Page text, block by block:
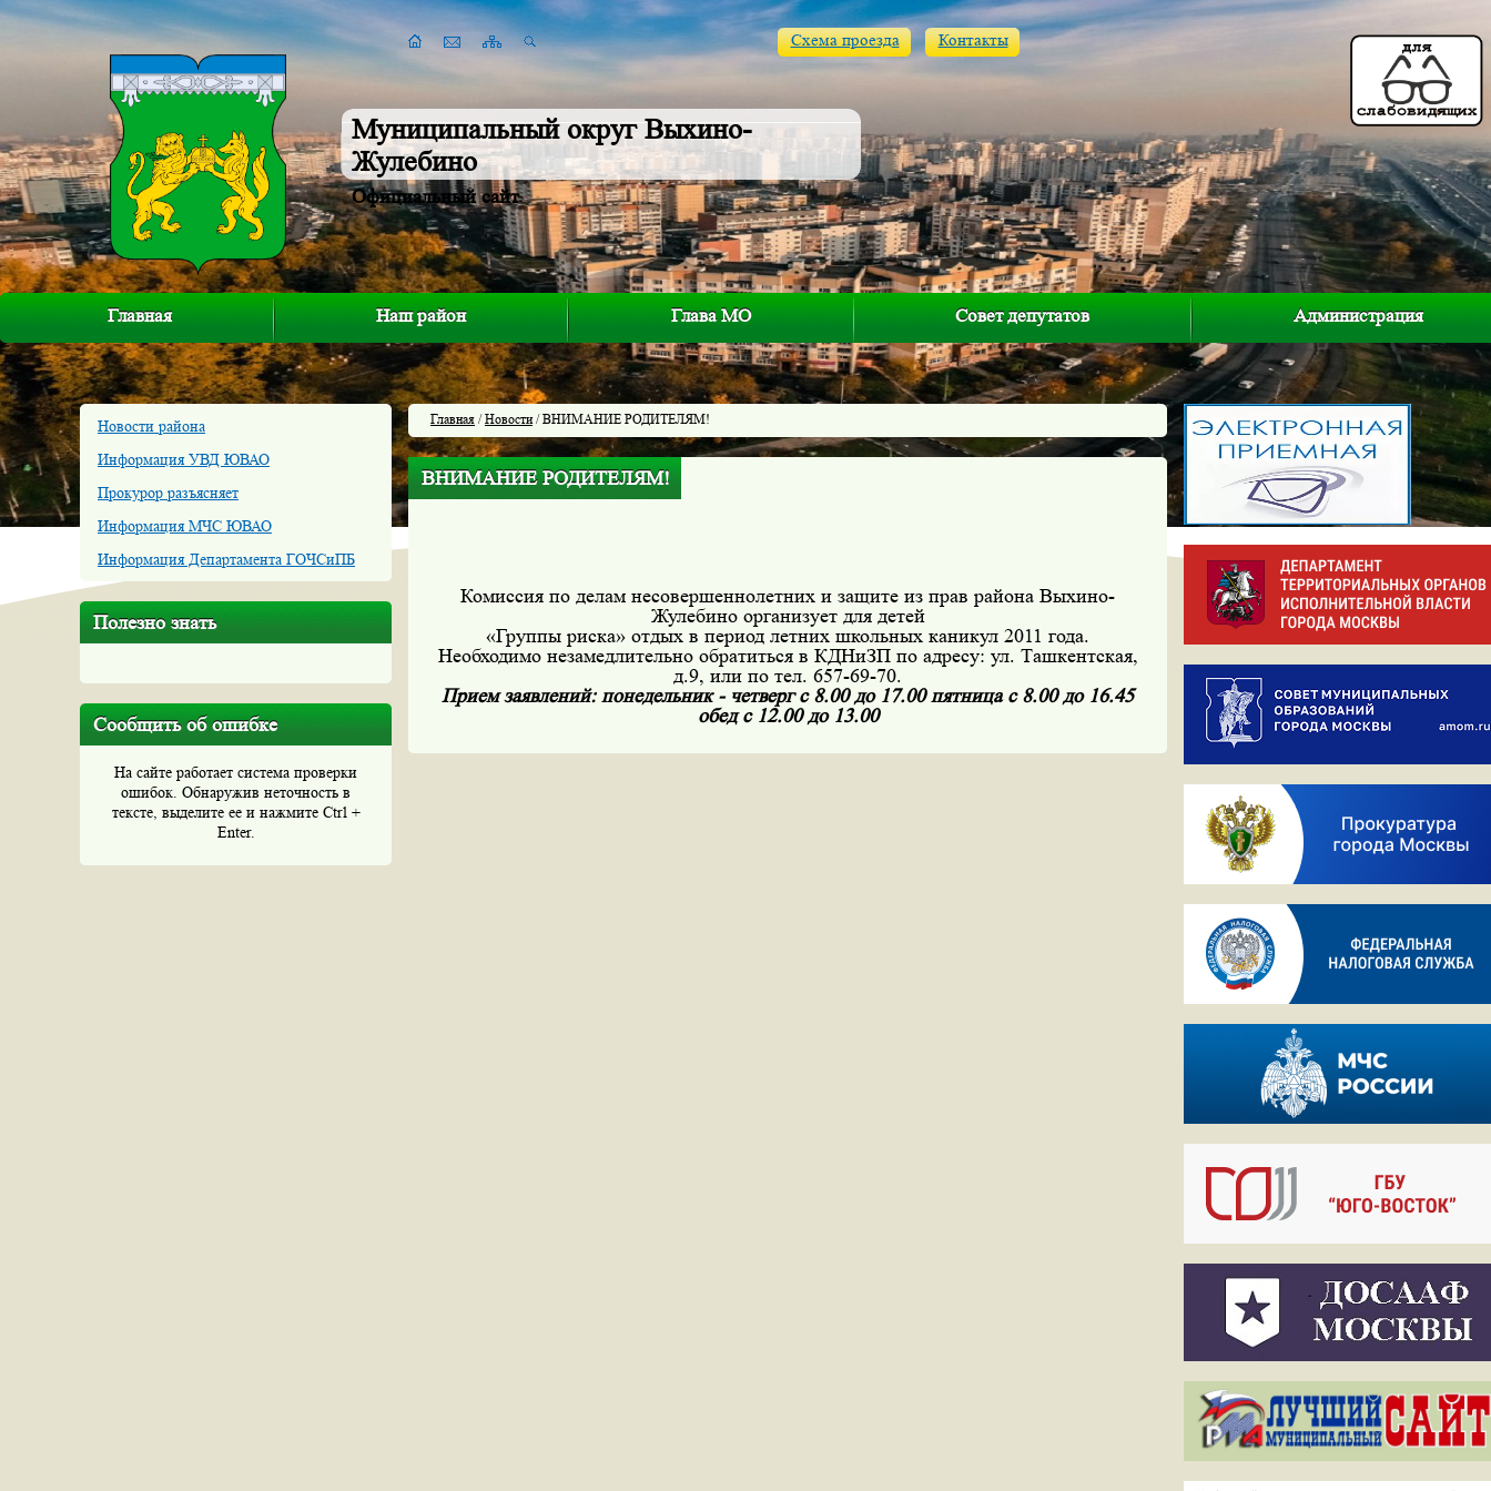
Муниципальный округ Выхино-
Жулебино
Официальный сайт
Схема проезда Контакты
Главная Наш район Глава МО Совет депутатов Администрация
Новости района
Информация УВД ЮВАО
Прокурор разъясняет
Информация МЧС ЮВАО
Информация Департамента ГОЧСиПБ
Полезно знать
Сообщить об ошибке
На сайте работает система проверки
ошибок. Обнаружив неточность в
тексте, выделите ее и нажмите Ctrl +
Enter.
Главная /Новости/ ВНИМАНИЕ РОДИТЕЛЯМ!
ВНИМАНИЕ РОДИТЕЛЯМ!
Комиссия по делам несовершеннолетних и защите из прав района Выхино-
Жулебино организует для детей
«Группы риска» отдых в период летних школьных каникул 2011 года.
Необходимо незамедлительно обратиться в КДНиЗП по адресу: ул. Ташкентская,
д.9, или по тел. 657-69-70.
Прием заявлений: понедельник - четверг с 8.00 до 17.00 пятница с 8.00 до 16.45
обед с 12.00 до 13.00